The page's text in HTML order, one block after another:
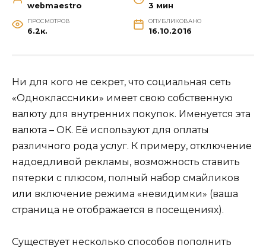
webmaestro 3 мин
ПРОСМОТРОВ
6.2к.
ОПУБЛИКОВАНО
16.10.2016
Ни для кого не секрет, что социальная сеть
«Одноклассники» имеет свою собственную
валюту для внутренних покупок. Именуется эта
валюта – ОК. Её используют для оплаты
различного рода услуг. К примеру, отключение
надоедливой рекламы, возможность ставить
пятерки с плюсом, полный набор смайликов
или включение режима «невидимки» (ваша
страница не отображается в посещениях).
Существует несколько способов пополнить